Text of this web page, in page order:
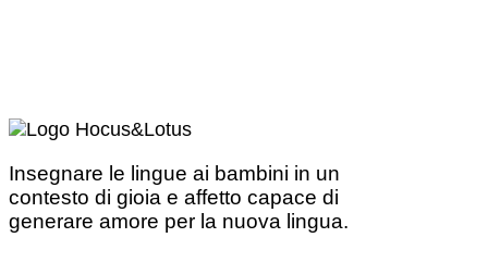
Insegnare le lingue ai bambini in un
contesto di gioia e affetto capace di
generare amore per la nuova lingua.